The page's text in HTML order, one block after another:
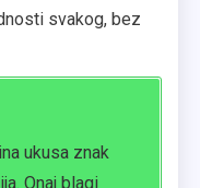
svakog, bez
ukusa znak
Onaj blagi